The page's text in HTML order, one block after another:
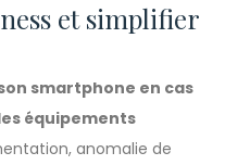
et simplifier
smartphone en cas
équipements
anomalie de